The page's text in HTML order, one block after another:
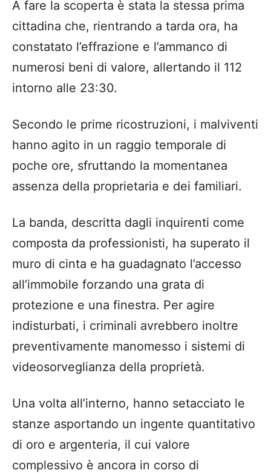
A fare la scoperta è stata la stessa prima
cittadina che, rientrando a tarda ora, ha
constatato l’effrazione e l’ammanco di
numerosi beni di valore, allertando il 112
intorno alle 23:30.
Secondo le prime ricostruzioni, i malviventi
hanno agito in un raggio temporale di
poche ore, sfruttando la momentanea
assenza della proprietaria e dei familiari.
La banda, descritta dagli inquirenti come
composta da professionisti, ha superato il
muro di cinta e ha guadagnato l’accesso
all’immobile forzando una grata di
protezione e una finestra. Per agire
indisturbati, i criminali avrebbero inoltre
preventivamente manomesso i sistemi di
videosorveglianza della proprietà.
Una volta all’interno, hanno setacciato le
stanze asportando un ingente quantitativo
di oro e argenteria, il cui valore
complessivo è ancora in corso di